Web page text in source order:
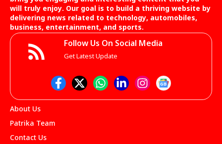
will truly enjoy. Our goal is to build a thriving website by
delivering news related to technology, automobiles,
business, entertainment, and sports.
Follow Us On Social Media
Get Latest Update
About Us
Patrika Team
Contact Us